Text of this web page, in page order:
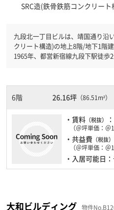
SRC造(鉄骨鉄筋コンクリート
九段北一丁目ビルは、靖国通り沿
クリート構造)の地上8階/地下1階建
1965年、都営新宿線九段下駅徒歩
なりますので時間帯を気にせず利
6階 26.16坪（86.51m²）
・賃料 （税抜）
（＠坪単価：＠
・共益費 （税抜）
（＠坪単価：＠
・入居可能日
大和ビルディング 物件